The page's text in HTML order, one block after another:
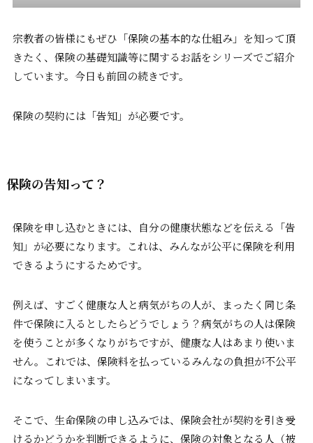
宗教者の皆様にもぜひ「保険の基本的な仕組み」を知って頂
きたく、保険の基礎知識等に関するお話をシリーズでご紹介
しています。今日も前回の続きです。
保険の契約には「告知」が必要です。
保険の告知って？
保険を申し込むときには、自分の健康状態などを伝える「告
知」が必要になります。これは、みんなが公平に保険を利用
できるようにするためです。
例えば、すごく健康な人と病気がちの人が、まったく同じ条
件で保険に入るとしたらどうでしょう？病気がちの人は保険
を使うことが多くなりがちですが、健康な人はあまり使いま
せん。これでは、保険料を払っているみんなの負担が不公平
になってしまいます。
そこで、生命保険の申し込みでは、保険会社が契約を引き受
けるかどうかを判断できるように、保険の対象となる人（被